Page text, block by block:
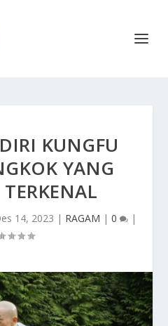
KUNGFU
YANG
14, 2023 | RAGAM | 0 |